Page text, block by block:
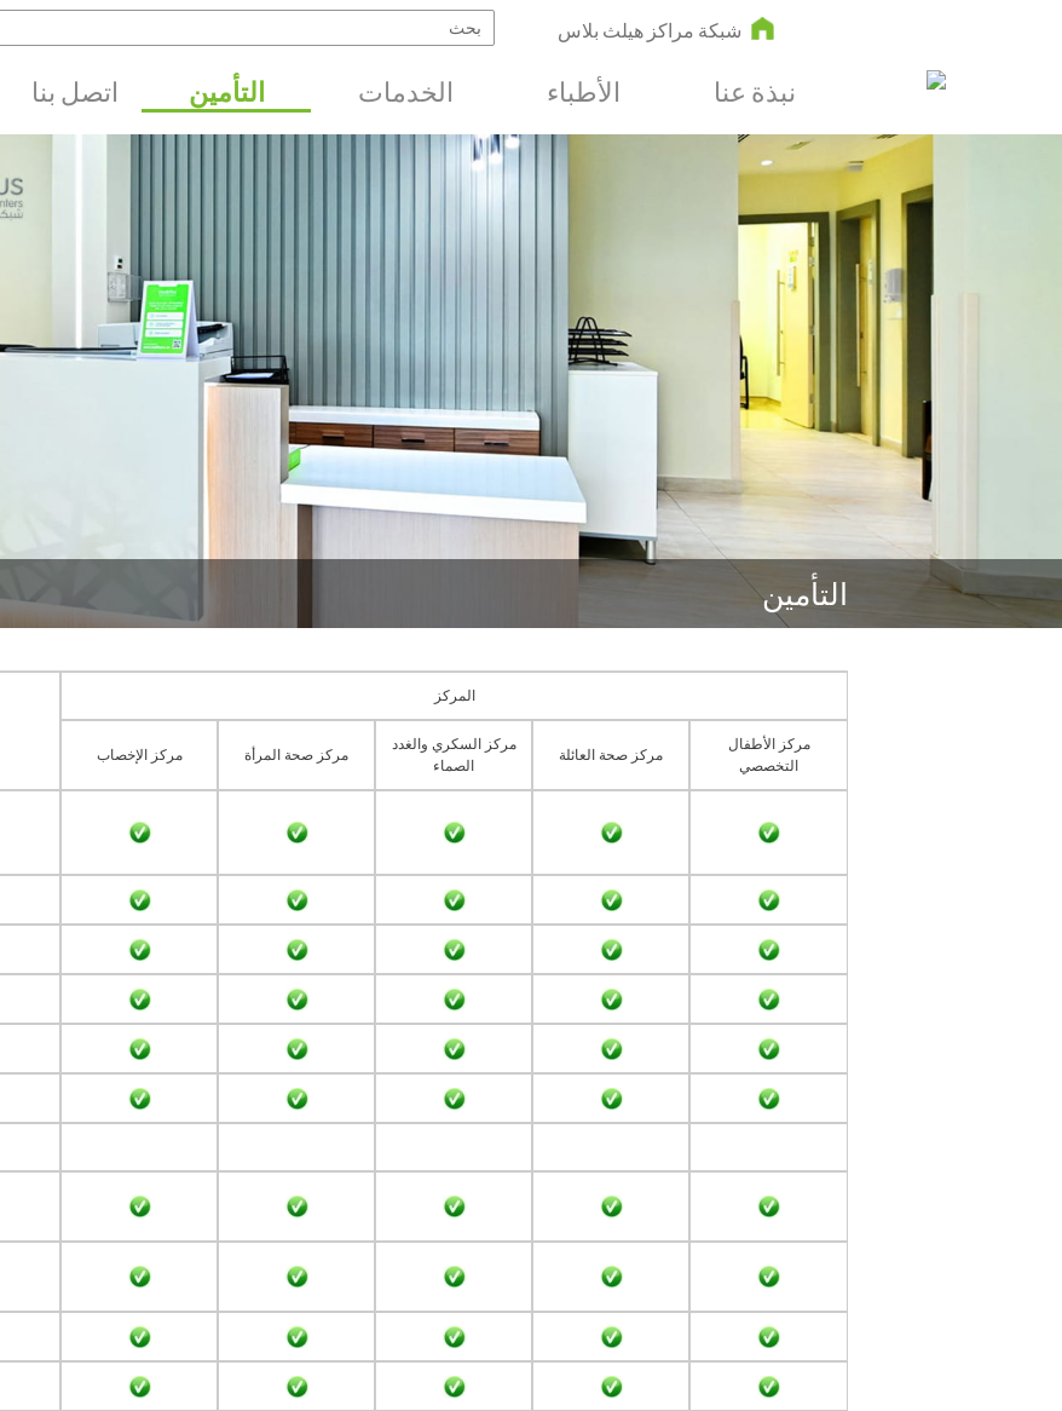
شبكة مراكز هيلث بلاس
نبذة عنا الأطباء الخدمات التأمين اتصل بنا
التأمين
المركز
مركز الإخصاب مركز صحة المرأة
مركز السكري والغدد
الصماء
مركز صحة العائلة
مركز الأطفال
التخصصي